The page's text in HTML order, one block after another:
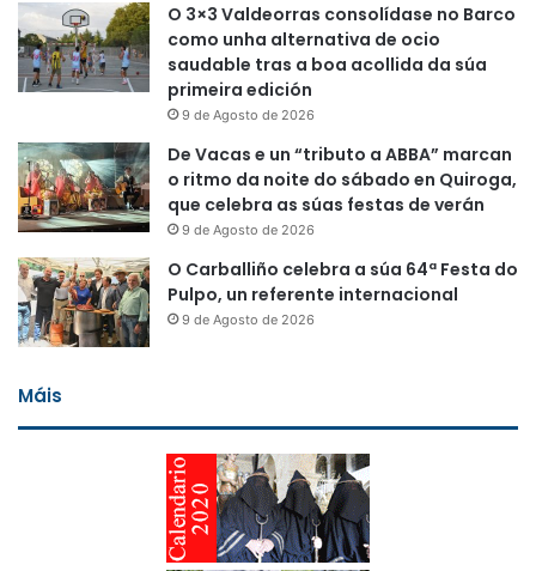
O 3×3 Valdeorras consolídase no Barco
como unha alternativa de ocio
saudable tras a boa acollida da súa
primeira edición
9 de Agosto de 2026
De Vacas e un “tributo a ABBA” marcan
o ritmo da noite do sábado en Quiroga,
que celebra as súas festas de verán
9 de Agosto de 2026
O Carballiño celebra a súa 64ª Festa do
Pulpo, un referente internacional
9 de Agosto de 2026
Máis